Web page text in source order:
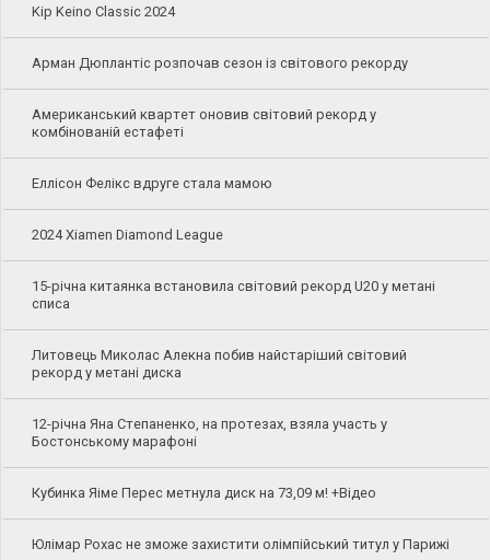
Kip Keino Classic 2024
Арман Дюплантіс розпочав сезон із світового рекорду
Американський квартет оновив світовий рекорд у
комбінованій естафеті
Еллісон Фелікс вдруге стала мамою
2024 Xiamen Diamond League
15-річна китаянка встановила світовий рекорд U20 у метані
списа
Литовець Миколас Алекна побив найстаріший світовий
рекорд у метані диска
12-річна Яна Степаненко, на протезах, взяла участь у
Бостонському марафоні
Кубинка Яіме Перес метнула диск на 73,09 м! +Відео
Юлімар Рохас не зможе захистити олімпійський титул у Парижі